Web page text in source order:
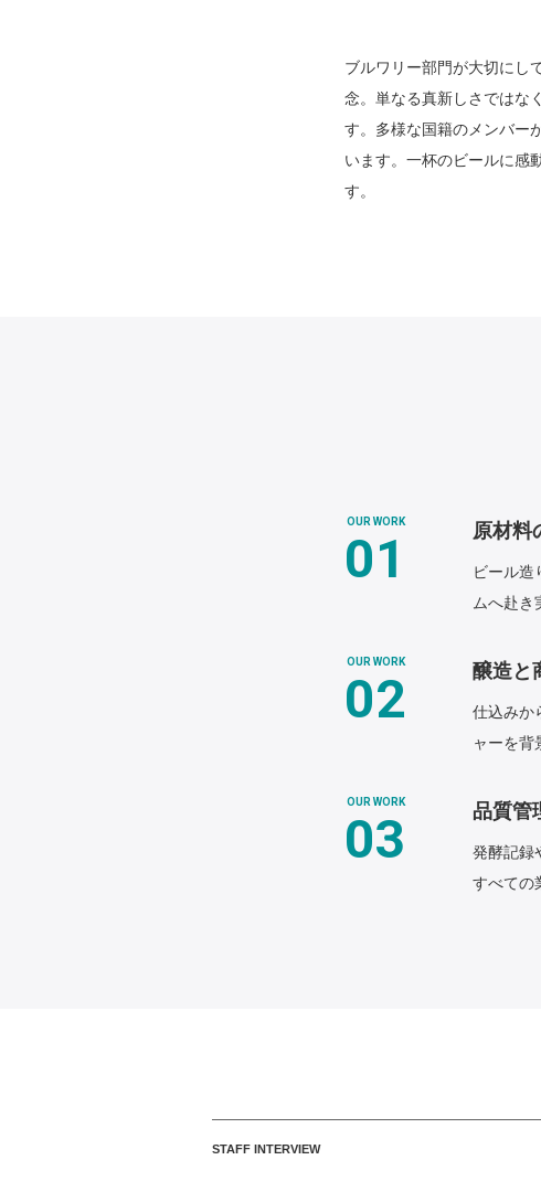
ブルワリー部門が大切にし
念。単なる真新しさではな
す。多様な国籍のメンバー
います。一杯のビールに感
す。
OUR WORK
01 原材料
ビール造
ムへ赴き
OUR WORK
02 醸造と
仕込みか
ャーを背
OUR WORK
03 品質管
発酵記録
すべての
STAFF INTERVIEW